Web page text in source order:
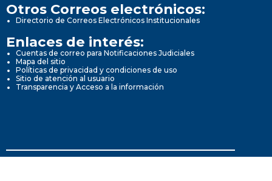
Otros Correos electrónicos:
Directorio de Correos Electrónicos Institucionales
Enlaces de interés:
Cuentas de correo para Notificaciones Judiciales
Mapa del sitio
Políticas de privacidad y condiciones de uso
Sitio de atención al usuario
Transparencia y Acceso a la información